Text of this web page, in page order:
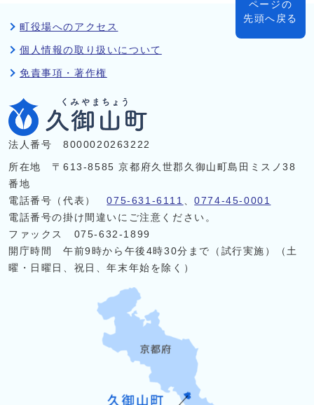
ページの
先頭へ戻る
町役場へのアクセス
個人情報の取り扱いについて
免責事項・著作権
法人番号 8000020263222
所在地 〒613-8585 京都府久世郡久御山町島田ミスノ38
番地
電話番号（代表）075-631-6111 、0774-45-0001
電話番号の掛け間違いにご注意ください。
ファックス 075-632-1899
開庁時間 午前9時から午後4時30分まで（試行実施）（土
曜・日曜日、祝日、年末年始を除く）